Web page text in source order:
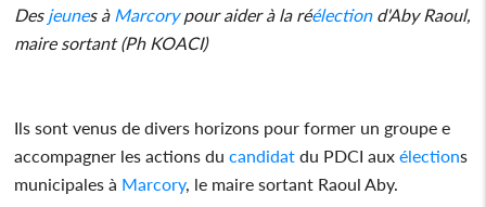
Des jeunes à Marcorypour aider à la réélectiond'Aby Raoul,
maire sortant (Ph KOACI)
Ils sont venus de divers horizons pour former un groupe e
accompagner les actions ducandidat du PDCI auxélections
municipales à Marcory, le maire sortant Raoul Aby.